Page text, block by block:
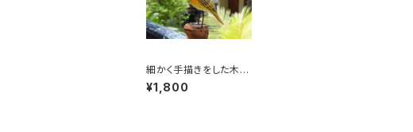
細かく手描きをした木彫
りの鳥
¥1,800